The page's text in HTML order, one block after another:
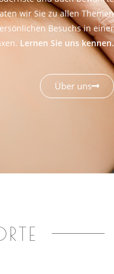
wir Sie zu allen Themen
Besuchs in einer
Lernen Sie uns kennen.
Über uns